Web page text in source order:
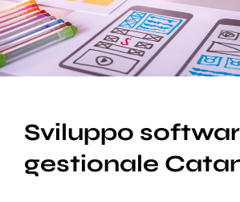
Supporto
Sviluppo
gestionale